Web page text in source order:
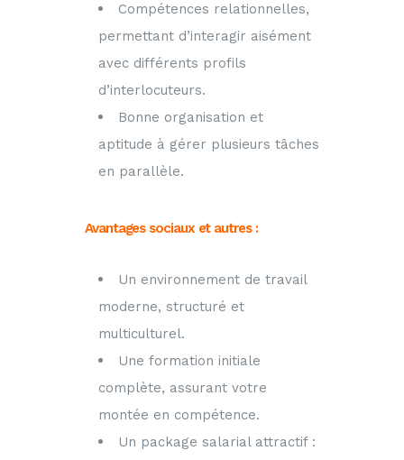
Compétences relationnelles,
permettant d’interagir aisément
avec différents profils
d’interlocuteurs.
Bonne organisation et
aptitude à gérer plusieurs tâches
en parallèle.
Avantages sociaux et autres :
Un environnement de travail
moderne, structuré et
multiculturel.
Une formation initiale
complète, assurant votre
montée en compétence.
Un package salarial attractif :